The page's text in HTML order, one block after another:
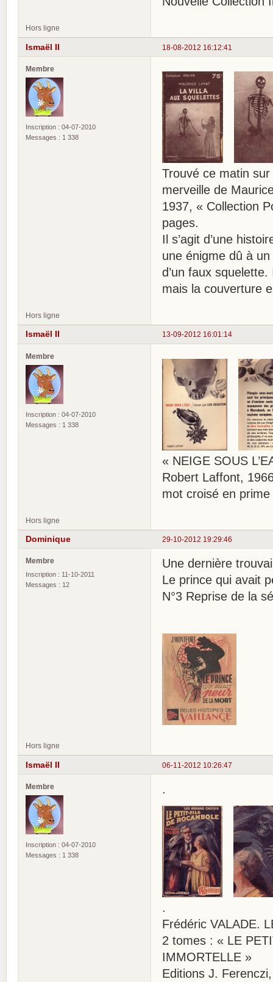
Hors ligne
18-08-2012 16:12:41
Ismaël II
Membre
Inscription : 04-07-2010
Messages : 1 338
Trouvé ce matin
merveille de
1937, « Collection
pages.
Il s’agit d’une
une énigme dû à
d’un faux
mais la couverture
Hors ligne
13-09-2012 16:01:14
Ismaël II
Membre
Inscription : 04-07-2010
Messages : 1 338
« NEIGE SOUS
Robert Laffont,
mot croisé en
Hors ligne
29-10-2012 19:29:46
Dominique
Membre
Inscription : 11-10-2011
Messages : 12
Une dernière
Le prince qui avait
N°3 Reprise de la
Hors ligne
06-11-2012 10:26:47
Ismaël II
Membre
Inscription : 04-07-2010
Messages : 1 338
.
.
Frédéric VALADE.
2 tomes : « LE
IMMORTELLE »
Editions J.